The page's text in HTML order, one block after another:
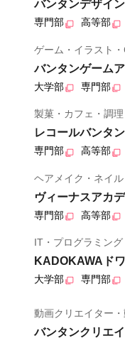
バンタンデザイ
専門部 高等部
ゲーム・イラスト
バンタンゲーム
大学部 専門部
製菓・カフェ・調
レコールバンタン
専門部 高等部
ヘアメイク・ネイ
ヴィーナスアカ
専門部 高等部
IT・プログラミン
KADOKAWAド
大学部 専門部
動画クリエイター
バンタンクリエ